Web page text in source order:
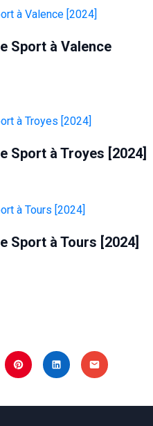
Sport à Valence
Sport à Troyes [2024]
Sport à Tours [2024]